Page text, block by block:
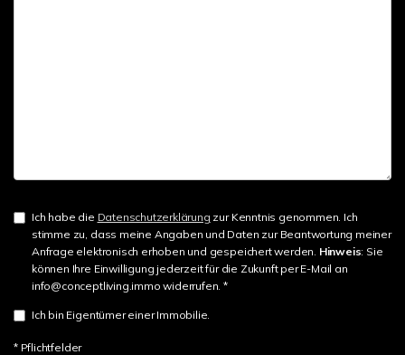
Ich habe die Datenschutzerklärung zur Kenntnis genommen. Ich
stimme zu, dass meine Angaben und Daten zur Beantwortung meiner
Anfrage elektronisch erhoben und gespeichert werden. Hinweis: Sie
können Ihre Einwilligung jederzeit für die Zukunft per E-Mail an
info@conceptliving.immo widerrufen. *
Ich bin Eigentümer einer Immobilie.
* Pflichtfelder